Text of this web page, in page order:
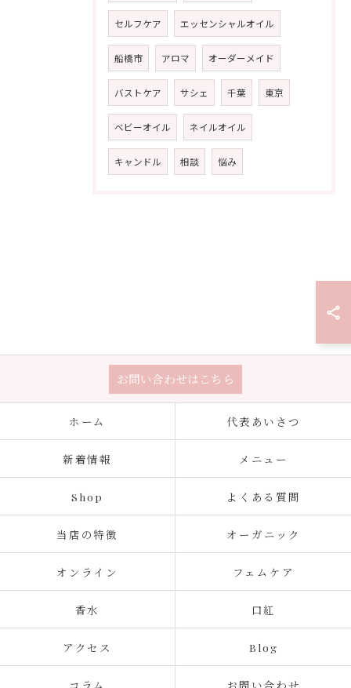
セルフケア エッセンシャルオイル
船橋市 アロマ オーダーメイド
バストケア サシェ 千葉 東京
ベビーオイル ネイルオイル
キャンドル 相談 悩み
お問い合わせはこちら
ホーム 代表あいさつ
新着情報 メニュー
Shop よくある質問
当店の特徴 オーガニック
オンライン フェムケア
香水 口紅
アクセス Blog
コラム お問い合わせ